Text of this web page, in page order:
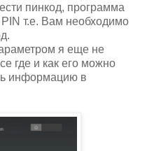
пинкод, программа
т.е. Вам необходимо
я еще не
где и как его можно
информацию в